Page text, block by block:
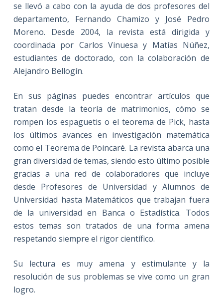
se llevó a cabo con la ayuda de dos profesores del
departamento, Fernando Chamizo y José Pedro
Moreno. Desde 2004, la revista está dirigida y
coordinada por Carlos Vinuesa y Matías Núñez,
estudiantes de doctorado, con la colaboración de
Alejandro Bellogín.
En sus páginas puedes encontrar artículos que
tratan desde la teoría de matrimonios, cómo se
rompen los espaguetis o el teorema de Pick, hasta
los últimos avances en investigación matemática
como el Teorema de Poincaré. La revista abarca una
gran diversidad de temas, siendo esto último posible
gracias a una red de colaboradores que incluye
desde Profesores de Universidad y Alumnos de
Universidad hasta Matemáticos que trabajan fuera
de la universidad en Banca o Estadística. Todos
estos temas son tratados de una forma amena
respetando siempre el rigor científico.
Su lectura es muy amena y estimulante y la
resolución de sus problemas se vive como un gran
logro.